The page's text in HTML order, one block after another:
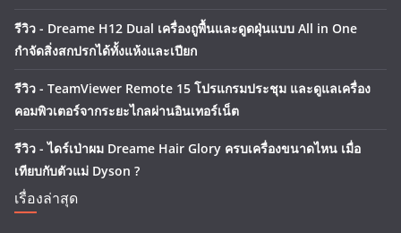
รีวิว - Dreame H12 Dual เครื่องถูพื้นและดูดฝุ่นแบบ All in One
กำจัดสิ่งสกปรกได้ทั้งแห้งและเปียก
รีวิว - TeamViewer Remote 15 โปรแกรมประชุม และดูแลเครื่อง
คอมพิวเตอร์จากระยะไกลผ่านอินเทอร์เน็ต
รีวิว - ไดร์เป่าผม Dreame Hair Glory ครบเครื่องขนาดไหน เมื่อ
เทียบกับตัวแม่ Dyson ?
เรื่องล่าสุด